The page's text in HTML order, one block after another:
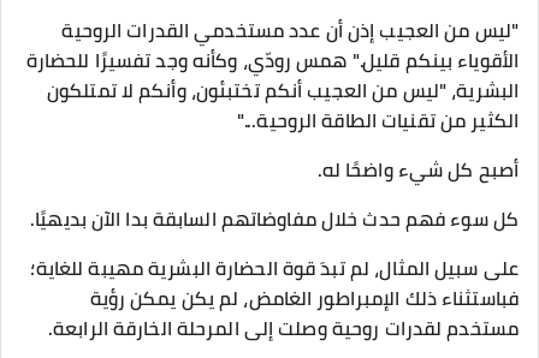
"ليس من العجيب إذن أن عدد مستخدمي القدرات الروحية
الأقوياء بينكم قليل." همس رودّي، وكأنه وجد تفسيرًا للحضارة
البشرية، "ليس من العجيب أنكم تختبئون، وأنكم لا تمتلكون
الكثير من تقنيات الطاقة الروحية..."
أصبح كل شيء واضحًا له.
كل سوء فهم حدث خلال مفاوضاتهم السابقة بدا الآن بديهيًا.
على سبيل المثال، لم تبدَ قوة الحضارة البشرية مهيبة للغاية؛
فباستثناء ذلك الإمبراطور الغامض، لم يكن يمكن رؤية
مستخدم لقدرات روحية وصلت إلى المرحلة الخارقة الرابعة.